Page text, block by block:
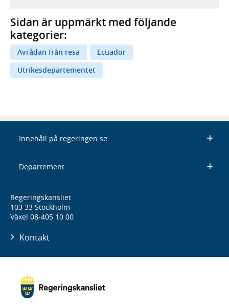
Sidan är uppmärkt med följande
kategorier:
Avrådan från resa
Ecuador
Utrikesdepartementet
Innehåll på regeringen.se
Departement
Regeringskansliet
103 33 Stockholm
Växel 08-405 10 00
Kontakt